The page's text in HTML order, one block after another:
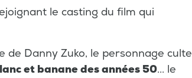
le casting du film qui
de Danny Zuko, le personnage culte
et banane des années 50... le